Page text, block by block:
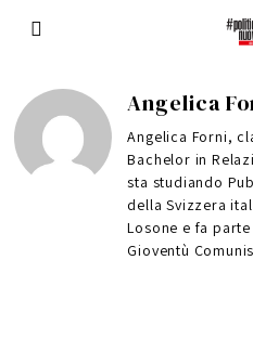
Angelica
Angelica Forni,
Bachelor in
sta studiando
della Svizzera
Losone e fa
Gioventù